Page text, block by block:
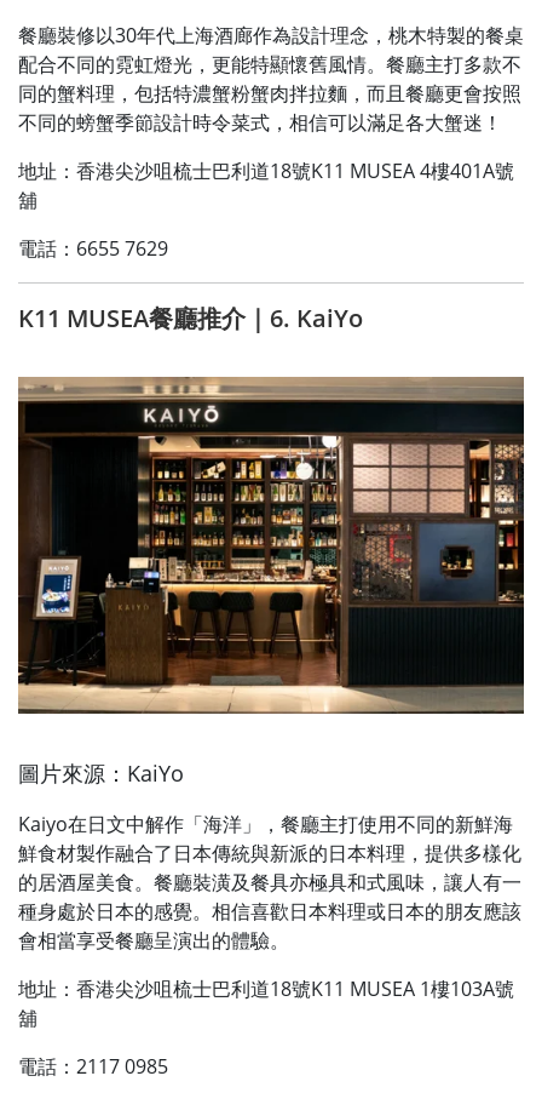
餐廳裝修以30年代上海酒廊作為設計理念，桃木特製的餐桌
配合不同的霓虹燈光，更能特顯懷舊風情。餐廳主打多款不
同的蟹料理，包括特濃蟹粉蟹肉拌拉麵，而且餐廳更會按照
不同的螃蟹季節設計時令菜式，相信可以滿足各大蟹迷！
地址：香港尖沙咀梳士巴利道18號K11 MUSEA 4樓401A號
舖
電話：6655 7629
K11 MUSEA餐廳推介｜6. KaiYo
圖片來源：KaiYo
Kaiyo在日文中解作「海洋」，餐廳主打使用不同的新鮮海
鮮食材製作融合了日本傳統與新派的日本料理，提供多樣化
的居酒屋美食。餐廳裝潢及餐具亦極具和式風味，讓人有一
種身處於日本的感覺。相信喜歡日本料理或日本的朋友應該
會相當享受餐廳呈演出的體驗。
地址：香港尖沙咀梳士巴利道18號K11 MUSEA 1樓103A號
舖
電話：2117 0985